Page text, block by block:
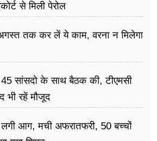
से मिली पेरोल
तक कर लें ये काम, वरना न मिलेगा
45 सांसदो के साथ बैठक की, टीएमसी
भी रहें मौजूद
आग, मची अफरातफरी, 50 बच्चों